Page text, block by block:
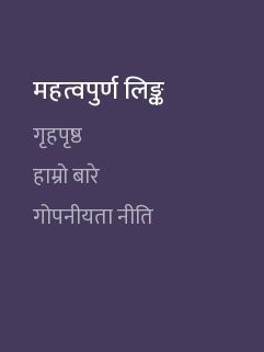
महत्वपुर्ण लिङ्क
गृहपृष्ठ
हाम्रो बारे
गोपनीयता नीति